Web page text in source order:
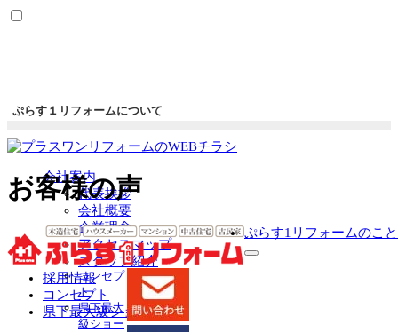
お客様の声
ぷらす1リフォームのこと
サ
コンセプ
ト
県下最大
級ショー
ぷらす１リフォームについて
会社案内
代表挨拶
会社概要
企業理念
アクセスマップ
スタッフ紹介
採用情報
コンセプト
県下最大級ショールーム